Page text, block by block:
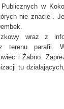
w
nie znacie”.
wraz z
terenu parafii.
i Żabno.
tu